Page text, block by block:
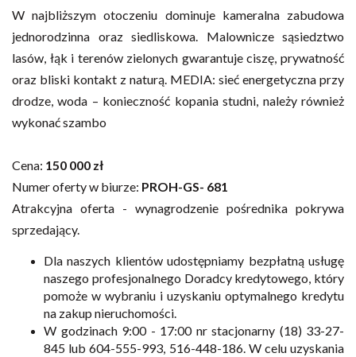
W najbliższym otoczeniu dominuje kameralna zabudowa
jednorodzinna oraz siedliskowa. Malownicze sąsiedztwo
lasów, łąk i terenów zielonych gwarantuje ciszę, prywatność
oraz bliski kontakt z naturą. MEDIA: sieć energetyczna przy
drodze, woda – konieczność kopania studni, należy również
wykonać szambo
Cena: 150 000 zł
Numer oferty w biurze: PROH-GS- 681
Atrakcyjna oferta - wynagrodzenie pośrednika pokrywa
sprzedający.
Dla naszych klientów udostępniamy bezpłatną usługę
naszego profesjonalnego Doradcy kredytowego, który
pomoże w wybraniu i uzyskaniu optymalnego kredytu
na zakup nieruchomości.
W godzinach 9:00 - 17:00 nr stacjonarny (18) 33-27-
845 lub 604-555-993, 516-448-186. W celu uzyskania